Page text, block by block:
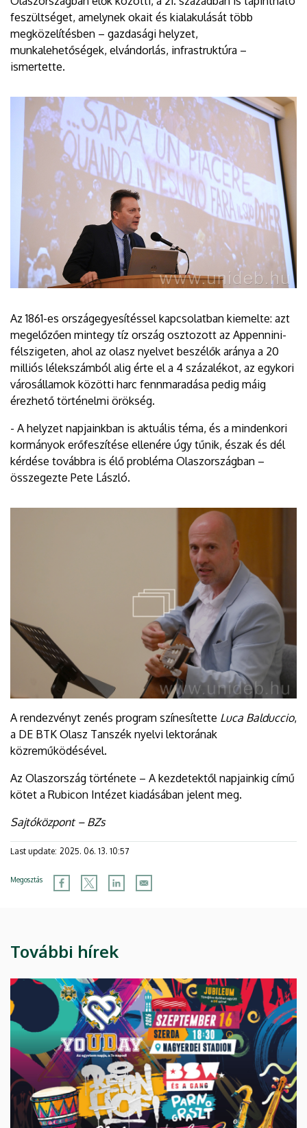
feszültséget, amelynek okait és kialakulását több
megközelítésben – gazdasági helyzet,
munkalehetőségek, elvándorlás, infrastruktúra –
ismertette.
Az 1861-es országegyesítéssel kapcsolatban kiemelte: azt
megelőzően mintegy tíz ország osztozott az Appennini-
félszigeten, ahol az olasz nyelvet beszélők aránya a 20
milliós lélekszámból alig érte el a 4 százalékot, az egykori
városállamok közötti harc fennmaradása pedig máig
érezhető történelmi örökség.
- A helyzet napjainkban is aktuális téma, és a mindenkori
kormányok erőfeszítése ellenére úgy tűnik, észak és dél
kérdése továbbra is élő probléma Olaszországban –
összegezte Pete László.
A rendezvényt zenés program színesítette Luca Balduccio,
a DE BTK Olasz Tanszék nyelvi lektorának
közreműködésével.
Az Olaszország története – A kezdetektől napjainkig című
kötet a Rubicon Intézet kiadásában jelent meg.
Sajtóközpont – BZs
Last update: 2025. 06. 13. 10:57
Megosztás
További hírek